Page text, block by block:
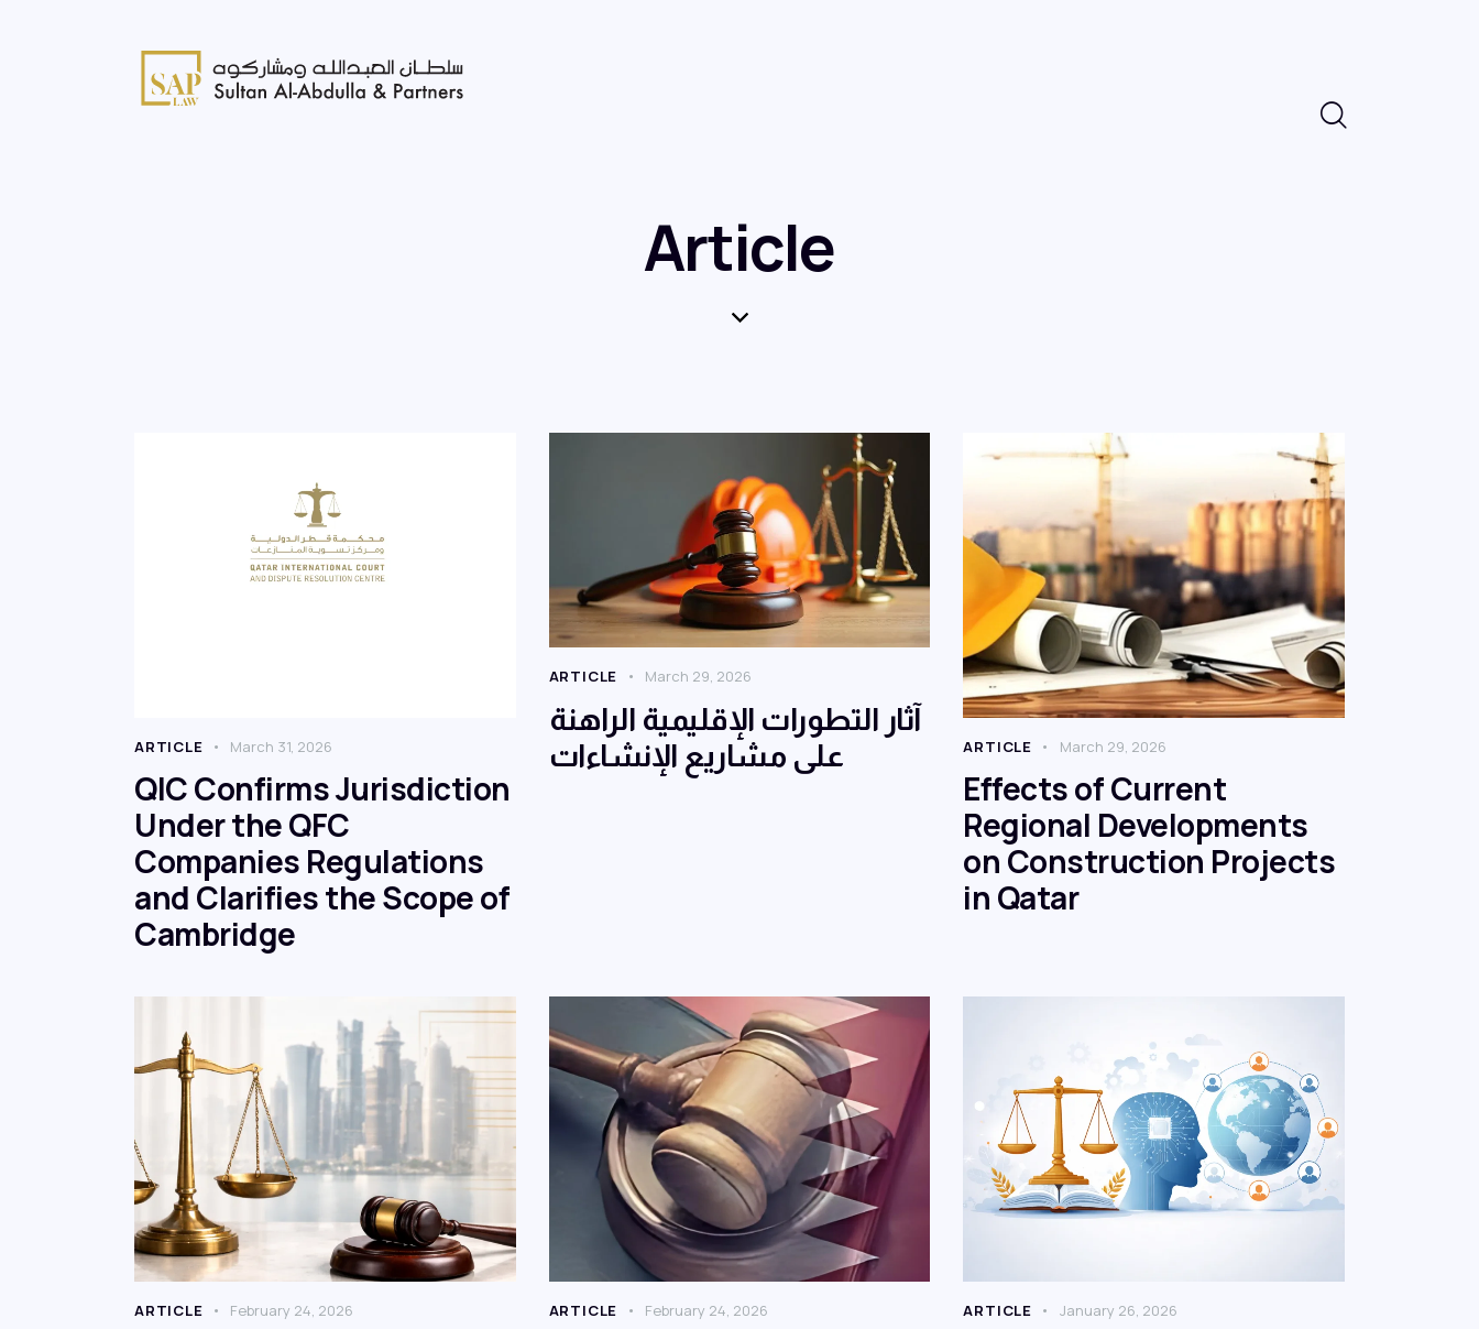
Article
ARTICLE March 31, 2026
QIC Confirms Jurisdiction
Under the QFC
Companies Regulations
and Clarifies the Scope of
Cambridge
ARTICLE March 29, 2026
آثار التطورات الإقليمية الراهنة
على مشاريع الإنشاءات
ARTICLE March 29, 2026
Effects of Current
Regional Developments
on Construction Projects
in Qatar
ARTICLE February 24, 2026 ARTICLE February 24, 2026 ARTICLE January 26, 2026